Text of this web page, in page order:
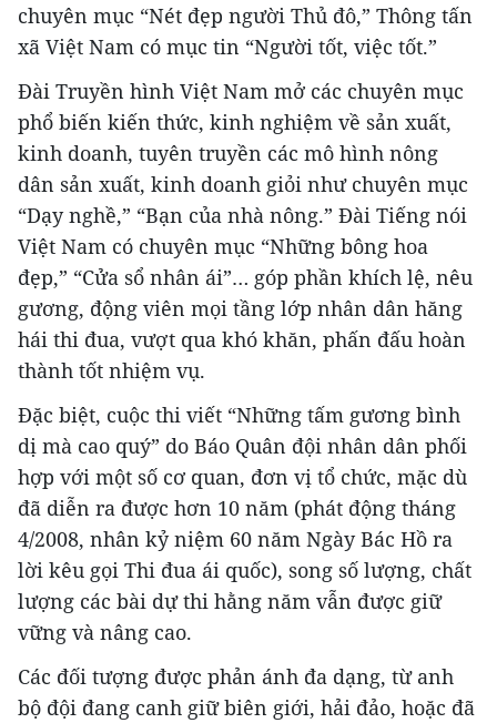
chuyên mục “Nét đẹp người Thủ đô,” Thông tấn
xã Việt Nam có mục tin “Người tốt, việc tốt.”
Đài Truyền hình Việt Nam mở các chuyên mục
phổ biến kiến thức, kinh nghiệm về sản xuất,
kinh doanh, tuyên truyền các mô hình nông
dân sản xuất, kinh doanh giỏi như chuyên mục
“Dạy nghề,” “Bạn của nhà nông.” Đài Tiếng nói
Việt Nam có chuyên mục “Những bông hoa
đẹp,” “Cửa sổ nhân ái”… góp phần khích lệ, nêu
gương, động viên mọi tầng lớp nhân dân hăng
hái thi đua, vượt qua khó khăn, phấn đấu hoàn
thành tốt nhiệm vụ.
Đặc biệt, cuộc thi viết “Những tấm gương bình
dị mà cao quý” do Báo Quân đội nhân dân phối
hợp với một số cơ quan, đơn vị tổ chức, mặc dù
đã diễn ra được hơn 10 năm (phát động tháng
4/2008, nhân kỷ niệm 60 năm Ngày Bác Hồ ra
lời kêu gọi Thi đua ái quốc), song số lượng, chất
lượng các bài dự thi hằng năm vẫn được giữ
vững và nâng cao.
Các đối tượng được phản ánh đa dạng, từ anh
bộ đội đang canh giữ biên giới, hải đảo, hoặc đã